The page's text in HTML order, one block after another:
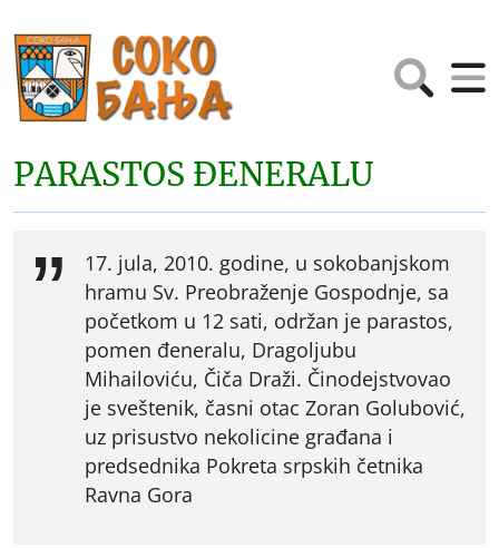
PARASTOS ĐENERALU
17. jula, 2010. godine, u sokobanjskom
hramu Sv. Preobraženje Gospodnje, sa
početkom u 12 sati, održan je parastos,
pomen đeneralu, Dragoljubu
Mihailoviću, Čiča Draži. Činodejstvovao
je sveštenik, časni otac Zoran Golubović,
uz prisustvo nekolicine građana i
predsednika Pokreta srpskih četnika
Ravna Gora